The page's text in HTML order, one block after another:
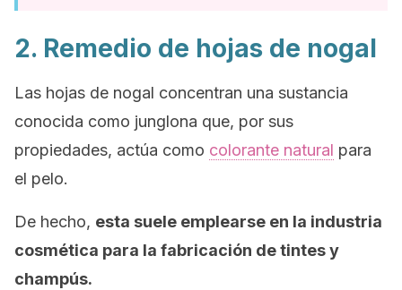
2. Remedio de hojas de nogal
Las hojas de nogal concentran una sustancia
conocida como junglona que, por sus
propiedades, actúa como colorante natural para
el pelo.
De hecho, esta suele emplearse en la industria
cosmética para la fabricación de tintes y
champús.